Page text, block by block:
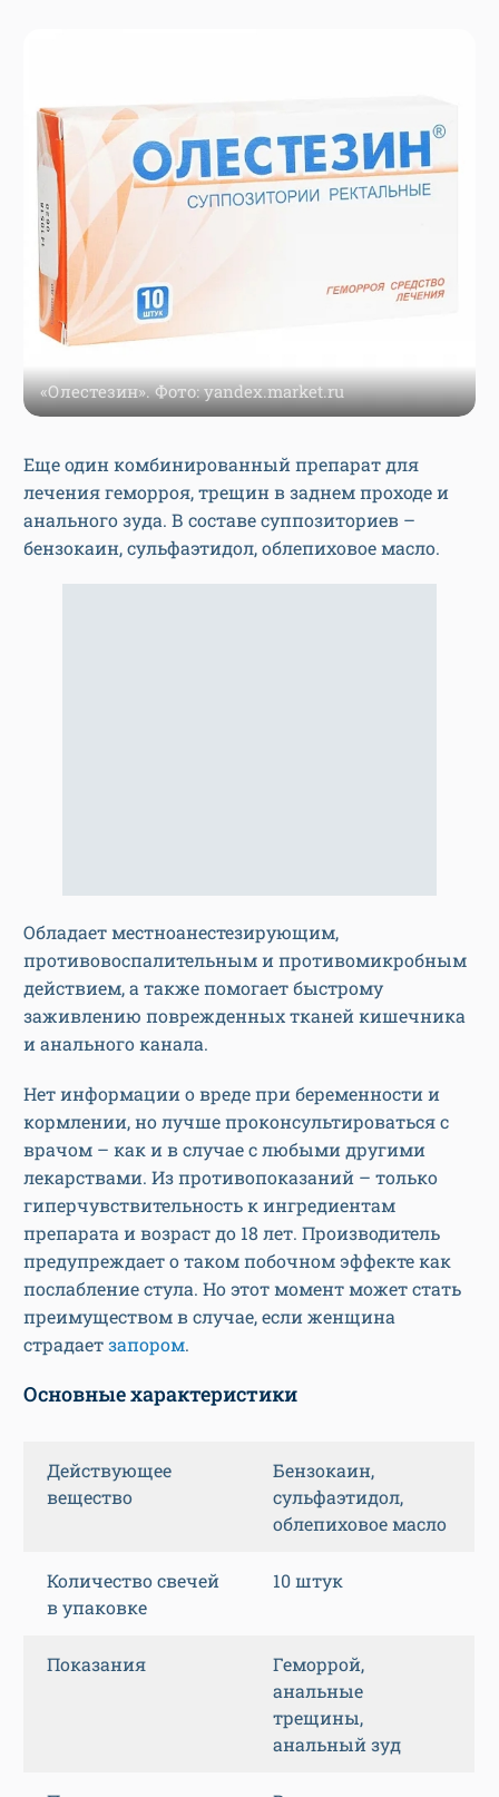
«Олестезин». Фото: yandex.market.ru
Еще один комбинированный препарат для
лечения геморроя, трещин в заднем проходе и
анального зуда. В составе суппозиториев –
бензокаин, сульфаэтидол, облепиховое масло.
Обладает местноанестезирующим,
противовоспалительным и противомикробным
действием, а также помогает быстрому
заживлению поврежденных тканей кишечника
и анального канала.
Нет информации о вреде при беременности и
кормлении, но лучше проконсультироваться с
врачом – как и в случае с любыми другими
лекарствами. Из противопоказаний – только
гиперчувствительность к ингредиентам
препарата и возраст до 18 лет. Производитель
предупреждает о таком побочном эффекте как
послабление стула. Но этот момент может стать
преимуществом в случае, если женщина
страдаетзапором.
Основные характеристики
Действующее
вещество
Бензокаин,
сульфаэтидол,
облепиховое масло
Количество свечей
в упаковке
10 штук
Показания
Геморрой,
анальные
трещины,
анальный зуд